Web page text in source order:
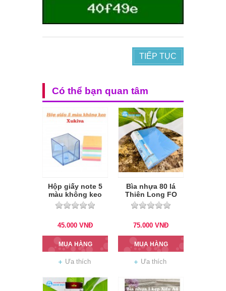
TIẾP TỤC
Có thể bạn quan tâm
Hộp giấy note 5
màu không keo
Xukiva
45.000 VNĐ
MUA HÀNG
Ưa thích
Bìa nhựa 80 lá
Thiên Long FO
DB-04
75.000 VNĐ
MUA HÀNG
Ưa thích